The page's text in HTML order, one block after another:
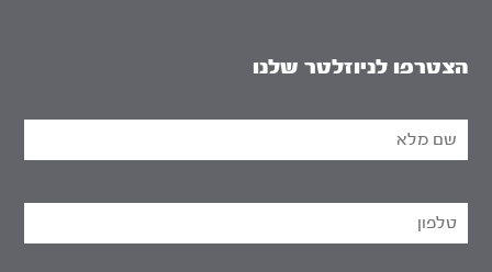
הצטרפו לניוזלטר שלנו